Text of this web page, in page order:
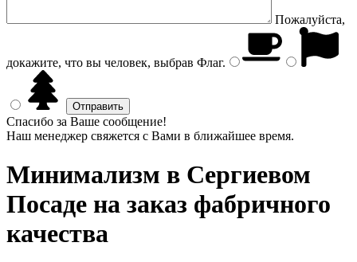
Пожалуйста,
докажите, что вы человек, выбрав Флаг.
Спасибо за Ваше сообщение!
Наш менеджер свяжется с Вами в ближайшее время.
Минимализм в Сергиевом
Посаде на заказ фабричного
качества